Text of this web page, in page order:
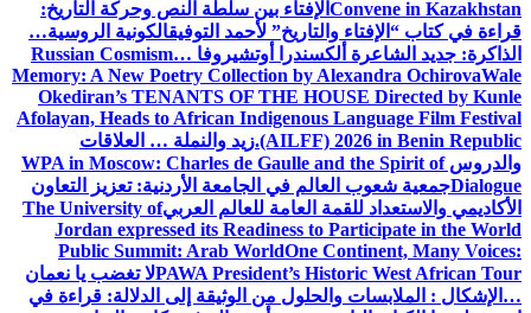
Convene in Kazakhstan الإفتاء بين سلطة النص وحركة التاريخ:
قراءة في كتاب “الإفتاء والتاريخ” لأحمد التوفيقالكونية الروسية…
الذاكرة: جديد الشاعرة ألكسندرا أوتشيروفا Russian Cosmism…
Memory: A New Poetry Collection by Alexandra OchirovaWale
Okediran’s TENANTS OF THE HOUSE Directed by Kunle
Afolayan, Heads to African Indigenous Language Film Festival
(AILFF) 2026 in Benin Republic. زيد والنملة … العلاقات
والدروسWPA in Moscow: Charles de Gaulle and the Spirit of
Dialogueجمعية شعوب العالم في الجامعة الأردنية: تعزيز التعاون
الأكاديمي والاستعداد للقمة العامة للعالم العربيThe University of
Jordan expressed its Readiness to Participate in the World
Public Summit: Arab WorldOne Continent, Many Voices:
PAWA President’s Historic West African Tourلا تغضب يا نعمان
…الإشكال : الملابسات والحلول من الوثيقة إلى الدلالة: قراءة في